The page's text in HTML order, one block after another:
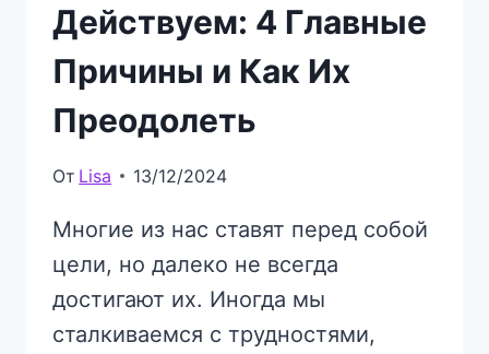
Действуем: 4 Главные
Причины и Как Их
Преодолеть
От Lisa 13/12/2024
Многие из нас ставят перед собой
цели, но далеко не всегда
достигают их. Иногда мы
сталкиваемся с трудностями,